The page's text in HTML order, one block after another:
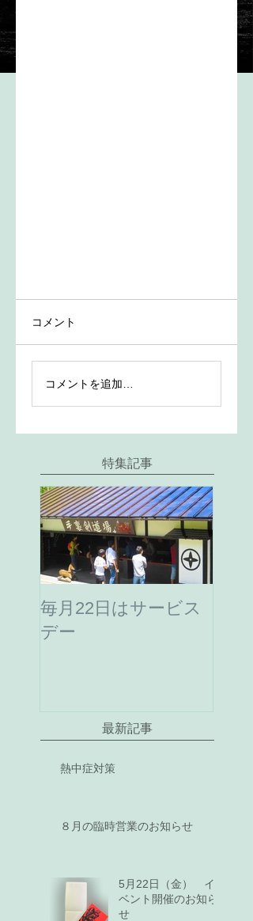
コメント
コメントを追加…
特集記事
毎月22日はサービス
デー
最新記事
熱中症対策
８月の臨時営業のお知らせ
5月22日（金） イ
ベント開催のお知ら
せ